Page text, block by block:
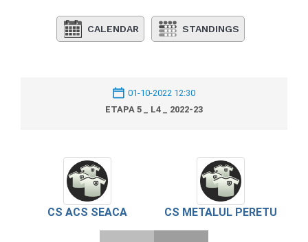
CALENDAR STANDINGS
01-10-2022 12:30
ETAPA 5 _ L4 _ 2022-23
CS ACS SEACA CS METALUL PERETU